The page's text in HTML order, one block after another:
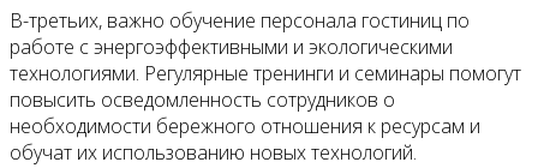
В-третьих, важно обучение персонала гостиниц по
работе с энергоэффективными и экологическими
технологиями. Регулярные тренинги и семинары помогут
повысить осведомленность сотрудников о
необходимости бережного отношения к ресурсам и
обучат их использованию новых технологий.